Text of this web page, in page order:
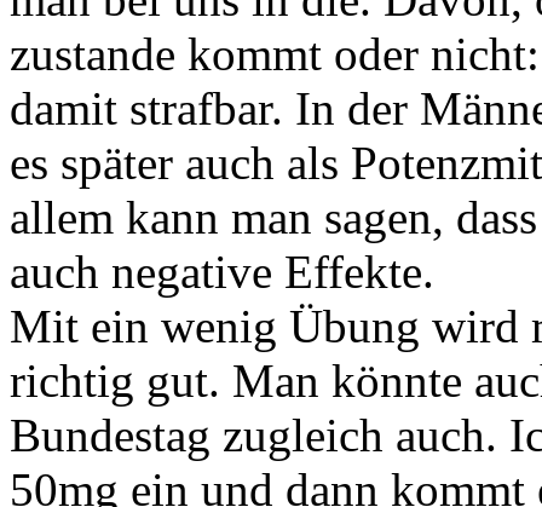
zustande kommt oder
damit strafbar. In der
es später auch als
allem kann man sagen,
auch negative Effekte.
Mit ein wenig Übung wird
richtig gut. Man könnte
Bundestag zugleich auch.
50mg ein und dann kommt